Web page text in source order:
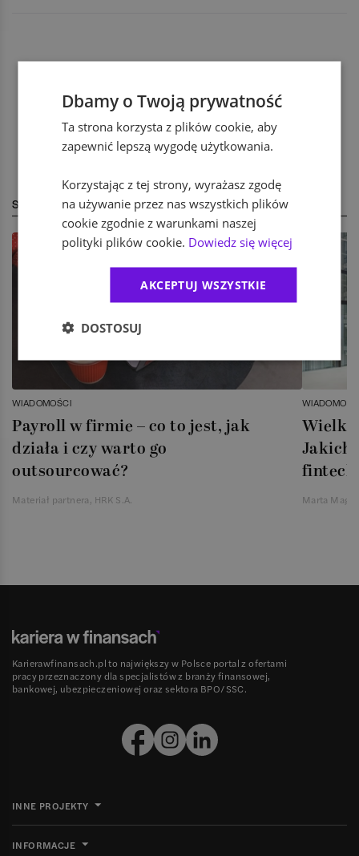
STREFA EKSPERTA
WIADOMOŚCI
Payroll w firmie – co to jest, jak
działa i czy warto go
outsourcować?
Materiał partnera, HRK S.A.
Jakich
Marta
Karierawfinansach.pl to największy w Polsce portal z ofertami
pracy przeznaczony dla specjalistów z branży finansowej,
bankowej, ubezpieczeniowej oraz sektora BPO/SSC.
INNE PROJEKTY
INFORMACJE
Dbamy o Twoją prywatność
Ta strona korzysta z plików cookie, aby
zapewnić lepszą wygodę użytkowania.
Korzystając z tej strony, wyrażasz zgodę
na używanie przez nas wszystkich plików
cookie zgodnie z warunkami naszej
polityki plików cookie. Dowiedz się więcej
AKCEPTUJ WSZYSTKIE
DOSTOSUJ